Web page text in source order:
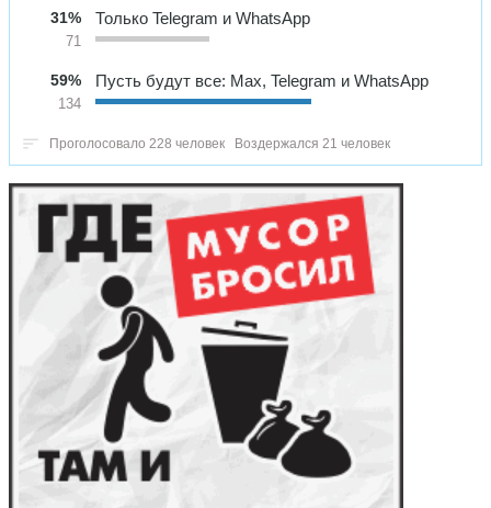
31%
71
Только Telegram и WhatsApp
59%
134
Пусть будут все: Max, Telegram и WhatsApp
Проголосовало 228 человек Воздержался 21 человек